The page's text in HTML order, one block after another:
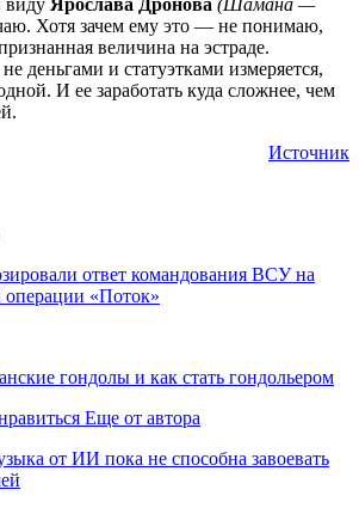
Хотя зачем ему это — не понимаю,
величина на эстраде.
деньгами и статуэтками измеряется,
И ее заработать куда сложнее, чем
Источник
ответ командования ВСУ на
операции «Поток»
гондолы и как стать гондольером
Еще от автора
от ИИ пока не способна завоевать